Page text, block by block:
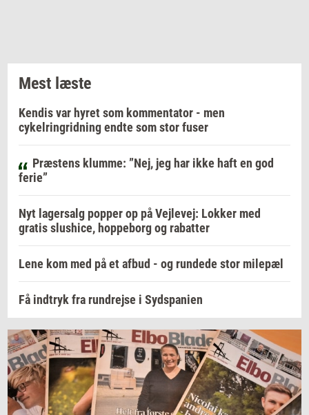
Mest læste
Kendis var hyret som kommentator - men
cykelringridning endte som stor fuser
Præstens klumme: ”Nej, jeg har ikke haft en god
ferie”
Nyt lagersalg popper op på Vejlevej: Lokker med
gratis slushice, hoppeborg og rabatter
Lene kom med på et afbud - og rundede stor milepæl
Få indtryk fra rundrejse i Sydspanien